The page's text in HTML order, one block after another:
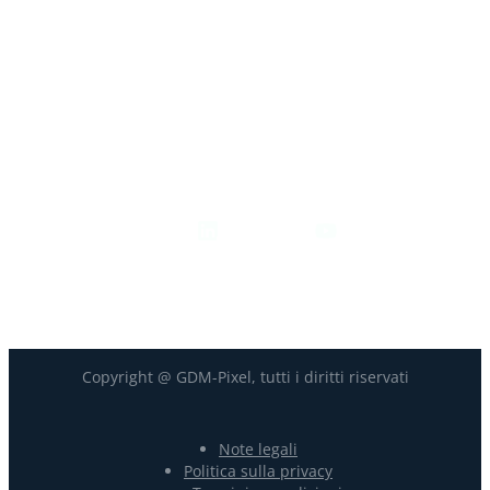
Copyright @ GDM-Pixel, tutti i diritti riservati
Note legali
Politica sulla privacy